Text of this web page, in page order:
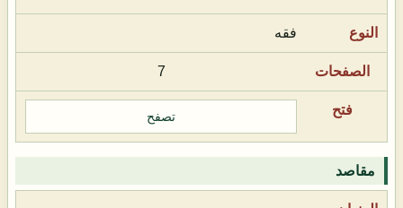
فقه
7
تصفح
مقاصد